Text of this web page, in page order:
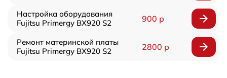
Настройка оборудования
Fujitsu Primergy BX920 S2
900 р
Ремонт материнской платы
Fujitsu Primergy BX920 S2
2800 р